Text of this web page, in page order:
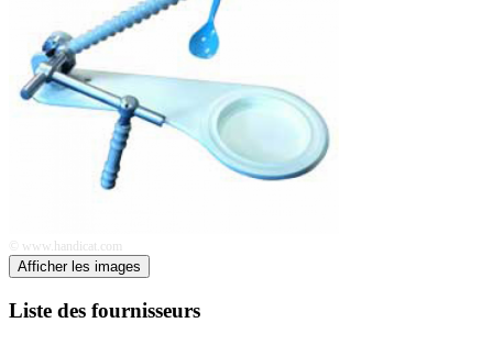
© www.handicat.com
Afficher les images
Liste des fournisseurs